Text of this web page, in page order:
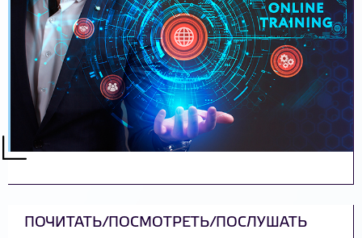
ПОЧИТАТЬ/ПОСМОТРЕТЬ/ПОСЛУШАТЬ